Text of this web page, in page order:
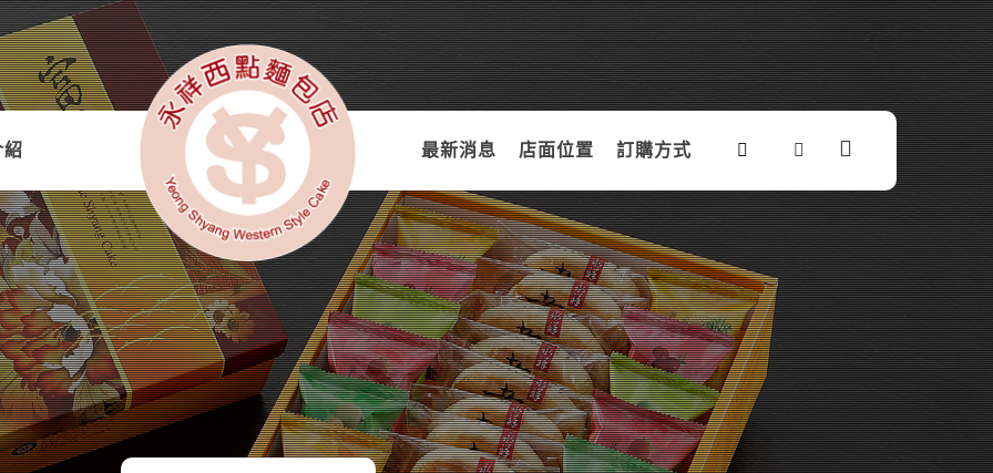
紹 最新消息 店面位置 訂購方式